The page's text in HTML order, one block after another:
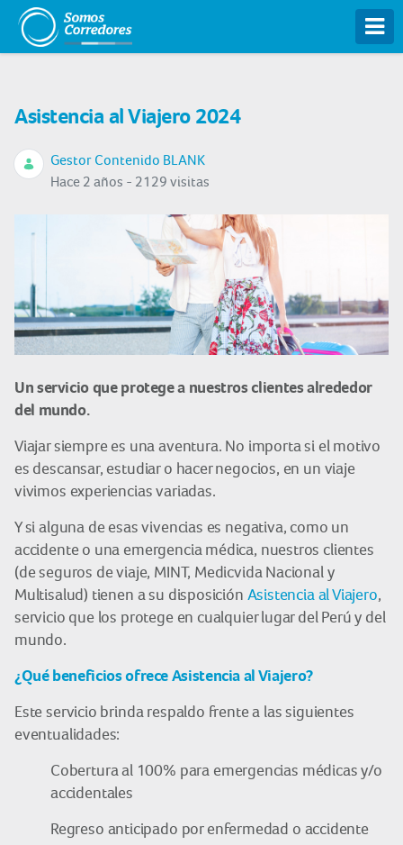
Asistencia al Viajero 2024
Gestor Contenido BLANK
Hace 2 años - 2129 visitas
Un servicio que protege a nuestros clientes alrededor
del mundo.
Viajar siempre es una aventura. No importa si el motivo
es descansar, estudiar o hacer negocios, en un viaje
vivimos experiencias variadas.
Y si alguna de esas vivencias es negativa, como un
accidente o una emergencia médica, nuestros clientes
(de seguros de viaje, MINT, Medicvida Nacional y
Multisalud) tienen a su disposición Asistencia al Viajero,
servicio que los protege en cualquier lugar del Perú y del
mundo.
¿Qué beneficios ofrece Asistencia al Viajero?
Este servicio brinda respaldo frente a las siguientes
eventualidades:
Cobertura al 100% para emergencias médicas y/o
accidentales
Regreso anticipado por enfermedad o accidente